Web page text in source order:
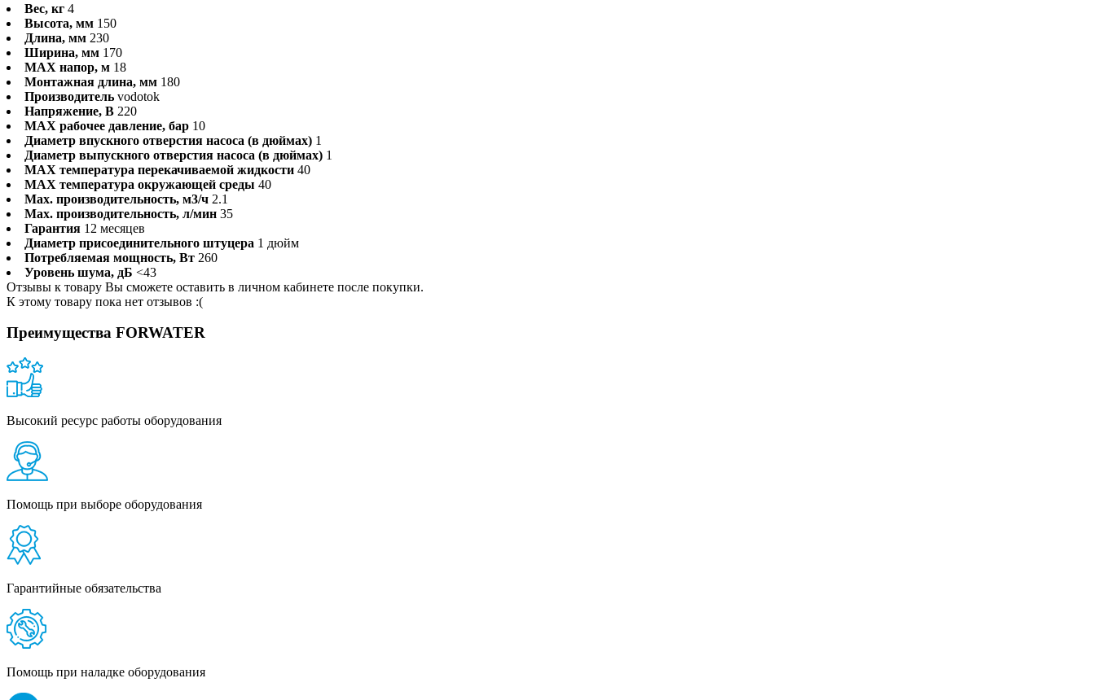
Вес, кг 4
Высота, мм 150
Длина, мм 230
Ширина, мм 170
MAX напор, м 18
Монтажная длина, мм 180
Производитель vodotok
Напряжение, В 220
MAX рабочее давление, бар 10
Диаметр впускного отверстия насоса (в дюймах) 1
Диаметр выпускного отверстия насоса (в дюймах) 1
MAX температура перекачиваемой жидкости 40
MAX температура окружающей среды 40
Max. производительность, м3/ч 2.1
Max. производительность, л/мин 35
Гарантия 12 месяцев
Диаметр присоединительного штуцера 1 дюйм
Потребляемая мощность, Вт 260
Уровень шума, дБ <43
Отзывы к товару Вы сможете оставить в личном кабинете после покупки.
К этому товару пока нет отзывов :(
Преимущества FORWATER
Высокий ресурс работы оборудования
Помощь при выборе оборудования
Гарантийные обязательства
Помощь при наладке оборудования